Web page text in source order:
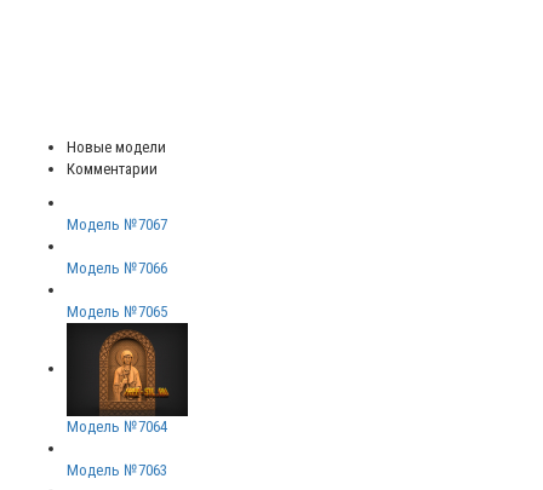
Новые модели
Комментарии
Модель №7067
Модель №7066
Модель №7065
Модель №7064
Модель №7063